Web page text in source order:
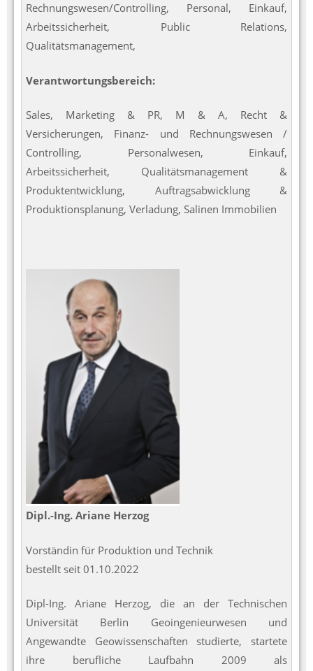
Rechnungswesen/Controlling, Personal, Einkauf,
Arbeitssicherheit, Public Relations,
Qualitätsmanagement,
Verantwortungsbereich:
Sales, Marketing & PR, M & A, Recht &
Versicherungen, Finanz- und Rechnungswesen /
Controlling, Personalwesen, Einkauf,
Arbeitssicherheit, Qualitätsmanagement &
Produktentwicklung, Auftragsabwicklung &
Produktionsplanung, Verladung, Salinen Immobilien
Dipl.-Ing. Ariane Herzog
Vorständin für Produktion und Technik
bestellt seit 01.10.2022
Dipl-Ing. Ariane Herzog, die an der Technischen
Universität Berlin Geoingenieurwesen und
Angewandte Geowissenschaften studierte, startete
ihre berufliche Laufbahn 2009 als